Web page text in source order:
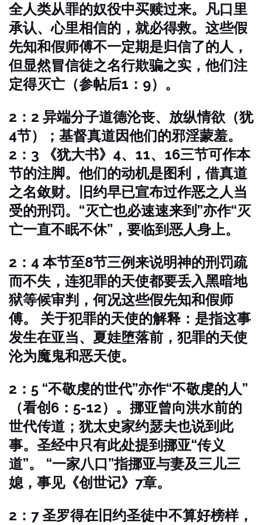
全人类从罪的奴役中买赎过来。凡口里
承认、心里相信的，就必得救。这些假
先知和假师傅不一定期是归信了的人，
但显然冒信徒之名行欺骗之实，他们注
定得灭亡（参帖后1：9）。
2：2 异端分子道德沦丧、放纵情欲（犹
4节）；基督真道因他们的邪淫蒙羞。
2：3 《犹大书》4、11、16三节可作本
节的注脚。他们的动机是图利，借真道
之名敛财。旧约早已宣布过作恶之人当
受的刑罚。“灭亡也必速速来到”亦作“灭
亡一直不眠不休”，要临到恶人身上。
2：4 本节至8节三例来说明神的刑罚疏
而不失，连犯罪的天使都要丢入黑暗地
狱等候审判，何况这些假先知和假师
傅。
关于犯罪的天使的解释：是指这事
发生在亚当、夏娃堕落前，犯罪的天使
沦为魔鬼和恶天使。
2：5 “不敬虔的世代”亦作“不敬虔的人”
（看创6：5-12）。挪亚曾向洪水前的
世代传道；犹太史家约瑟夫也说到此
事。圣经中只有此处提到挪亚“传义
道”。
“一家八口”指挪亚与妻及三儿三
媳，事见《创世记》7章。
2：7 圣罗得在旧约圣徒中不算好榜样，